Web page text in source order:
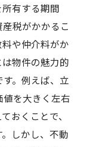
有する期間
税がかかるこ
や仲介料がか
物件の魅力的
。例えば、立
値を大きく左右
おくことで、
しかし、不動